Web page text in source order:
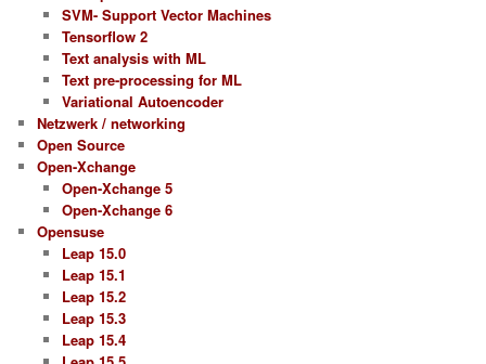
SVM- Support Vector Machines
Tensorflow 2
Text analysis with ML
Text pre-processing for ML
Variational Autoencoder
Netzwerk / networking
Open Source
Open-Xchange
Open-Xchange 5
Open-Xchange 6
Opensuse
Leap 15.0
Leap 15.1
Leap 15.2
Leap 15.3
Leap 15.4